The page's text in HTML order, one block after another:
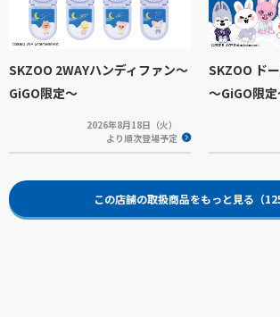
SKZOO 2WAYハンディファン～
GiGO限定～
2026年8月18日（火）
より順次登場予定
SKZOO ド
～GiGO限
この店舗の取扱商品をもっと見る（125